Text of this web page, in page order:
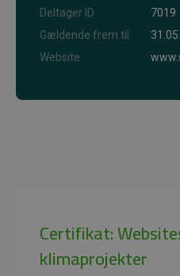
Deltager ID
7019
Gældende frem til
Website
Certifikat:
klimaprojekter